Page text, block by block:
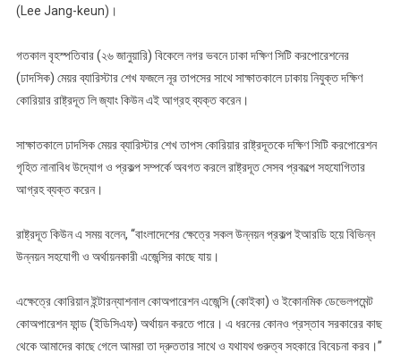
(Lee Jang-keun)।
গতকাল বৃহস্পতিবার (২৬ জানুয়ারি) বিকেলে নগর ভবনে ঢাকা দক্ষিণ সিটি করপোরেশনের
(ঢাদসিক) মেয়র ব্যারিস্টার শেখ ফজলে নূর তাপসের সাথে সাক্ষাতকালে ঢাকায় নিযুক্ত দক্ষিণ
কোরিয়ার রাষ্ট্রদূত লি জ্যাং কিউন এই আগ্রহ ব্যক্ত করেন।
সাক্ষাতকালে ঢাদসিক মেয়র ব্যারিস্টার শেখ তাপস কোরিয়ার রাষ্ট্রদূতকে দক্ষিণ সিটি করপোরেশন
গৃহিত নানাবিধ উদ্যোগ ও প্রকল্প সম্পর্কে অবগত করলে রাষ্ট্রদূত সেসব প্রকল্পে সহযোগিতার
আগ্রহ ব্যক্ত করেন।
রাষ্ট্রদূত কিউন এ সময় বলেন, “বাংলাদেশের ক্ষেত্রে সকল উন্নয়ন প্রকল্প ইআরডি হয়ে বিভিন্ন
উন্নয়ন সহযোগী ও অর্থায়নকারী এজেন্সির কাছে যায়।
এক্ষেত্রে কোরিয়ান ইন্টারন্যাশনাল কোঅপারেশন এজেন্সি (কোইকা) ও ইকোনমিক ডেভেলপমেন্ট
কোঅপারেশন ফান্ড (ইডিসিএফ) অর্থায়ন করতে পারে। এ ধরনের কোনও প্রস্তাব সরকারের কাছ
থেকে আমাদের কাছে গেলে আমরা তা দ্রুততার সাথে ও যথাযথ গুরুত্ব সহকারে বিবেচনা করব।”